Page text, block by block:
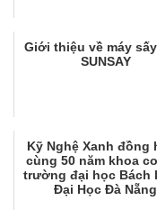
Giới thiệu về máy
SUNSAY
Kỹ Nghệ Xanh đồng
cùng 50 năm khoa
trường đại học Bách
Đại Học Đà Nẵng